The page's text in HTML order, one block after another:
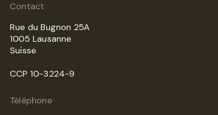
Contact
Rue du Bugnon 25A
1005 Lausanne
Suisse
CCP 10-3224-9
Téléphone